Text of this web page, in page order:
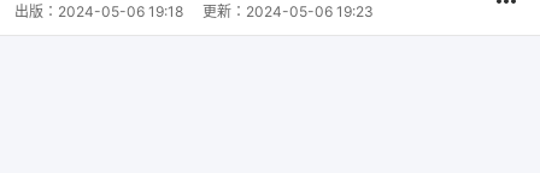
出版： 2024-05-06 19:18 更新： 2024-05-06 19:23